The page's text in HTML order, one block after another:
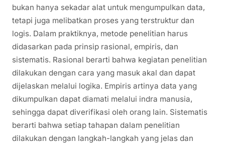
bukan hanya sekadar alat untuk mengumpulkan data,
tetapi juga melibatkan proses yang terstruktur dan
logis. Dalam praktiknya, metode penelitian harus
didasarkan pada prinsip rasional, empiris, dan
sistematis. Rasional berarti bahwa kegiatan penelitian
dilakukan dengan cara yang masuk akal dan dapat
dijelaskan melalui logika. Empiris artinya data yang
dikumpulkan dapat diamati melalui indra manusia,
sehingga dapat diverifikasi oleh orang lain. Sistematis
berarti bahwa setiap tahapan dalam penelitian
dilakukan dengan langkah-langkah yang jelas dan